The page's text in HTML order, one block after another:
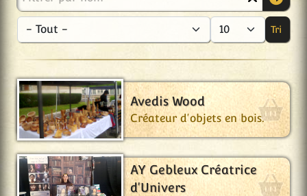
-
Tri
Avedis Wood
Créateur d'objets en bois.
AY Gebleux Créatrice
d'Univers